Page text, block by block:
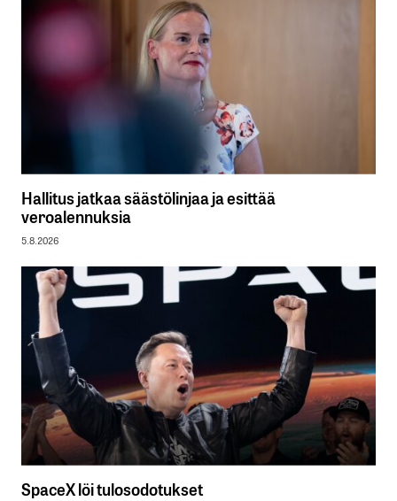
Hallitus jatkaa säästölinjaa ja esittää
veroalennuksia
5.8.2026
SpaceX löi tulosodotukset